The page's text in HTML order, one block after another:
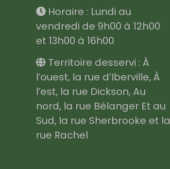
Horaire : Lundi au
vendredi de 9h00 à 12h00
et 13h00 à 16h00
Territoire desservi : À
l’ouest, la rue d’Iberville, À
l’est, la rue Dickson, Au
nord, la rue Bélanger Et au
Sud, la rue Sherbrooke et la
rue Rachel